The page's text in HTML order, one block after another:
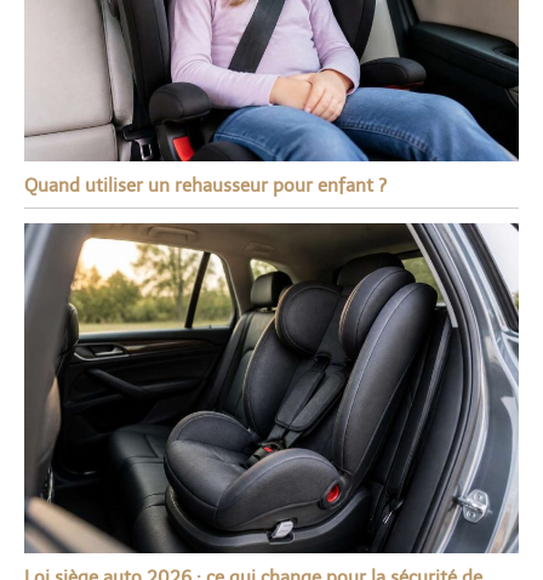
Quand utiliser un rehausseur pour enfant ?